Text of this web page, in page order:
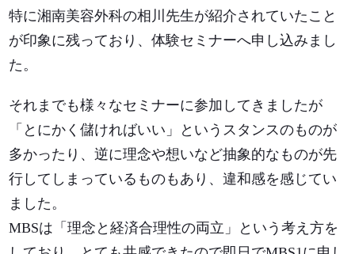
特に湘南美容外科の相川先生が紹介されていたこと
が印象に残っており、体験セミナーへ申し込みまし
た。
それまでも様々なセミナーに参加してきましたが
「とにかく儲ければいい」というスタンスのものが
多かったり、逆に理念や想いなど抽象的なものが先
行してしまっているものもあり、違和感を感じてい
ました。
MBSは「理念と経済合理性の両立」という考え方を